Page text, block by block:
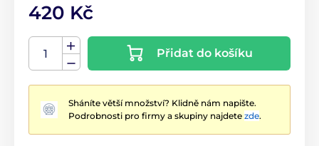
420 Kč
Přidat do košíku
Sháníte větší množství? Klidně nám napište.
Podrobnosti pro firmy a skupiny najdete zde.